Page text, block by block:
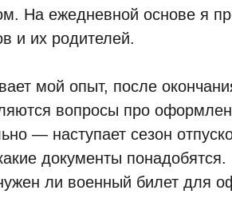
На ежедневной основе я
и их родителей.
мой опыт, после
вопросы про
— наступает сезон
документы
ли военный билет для